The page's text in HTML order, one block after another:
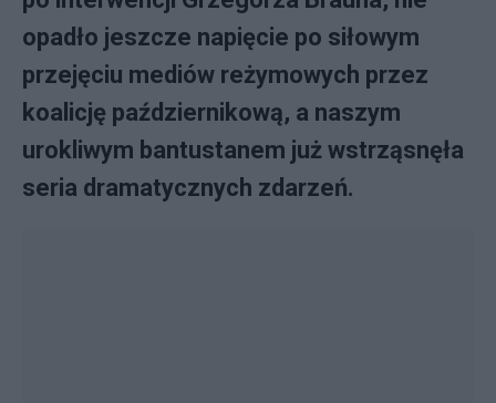
opadło jeszcze napięcie po siłowym
przejęciu mediów reżymowych przez
koalicję październikową, a naszym
urokliwym bantustanem już wstrząsnęła
seria dramatycznych zdarzeń.